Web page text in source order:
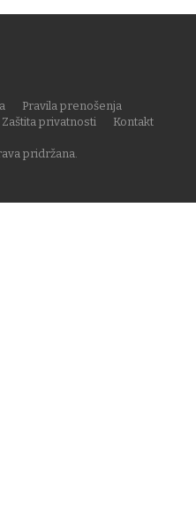
pridržana.
Pravila prenošenja
Zaštita privatnosti
Kontakt